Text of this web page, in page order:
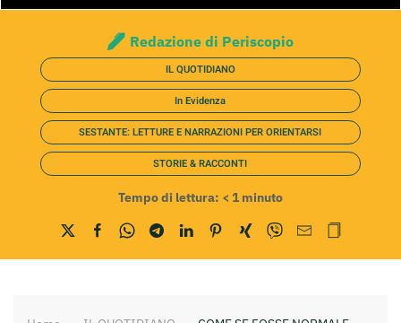
Redazione di Periscopio
IL QUOTIDIANO
In Evidenza
SESTANTE: LETTURE E NARRAZIONI PER ORIENTARSI
STORIE & RACCONTI
Tempo di lettura: < 1 minuto